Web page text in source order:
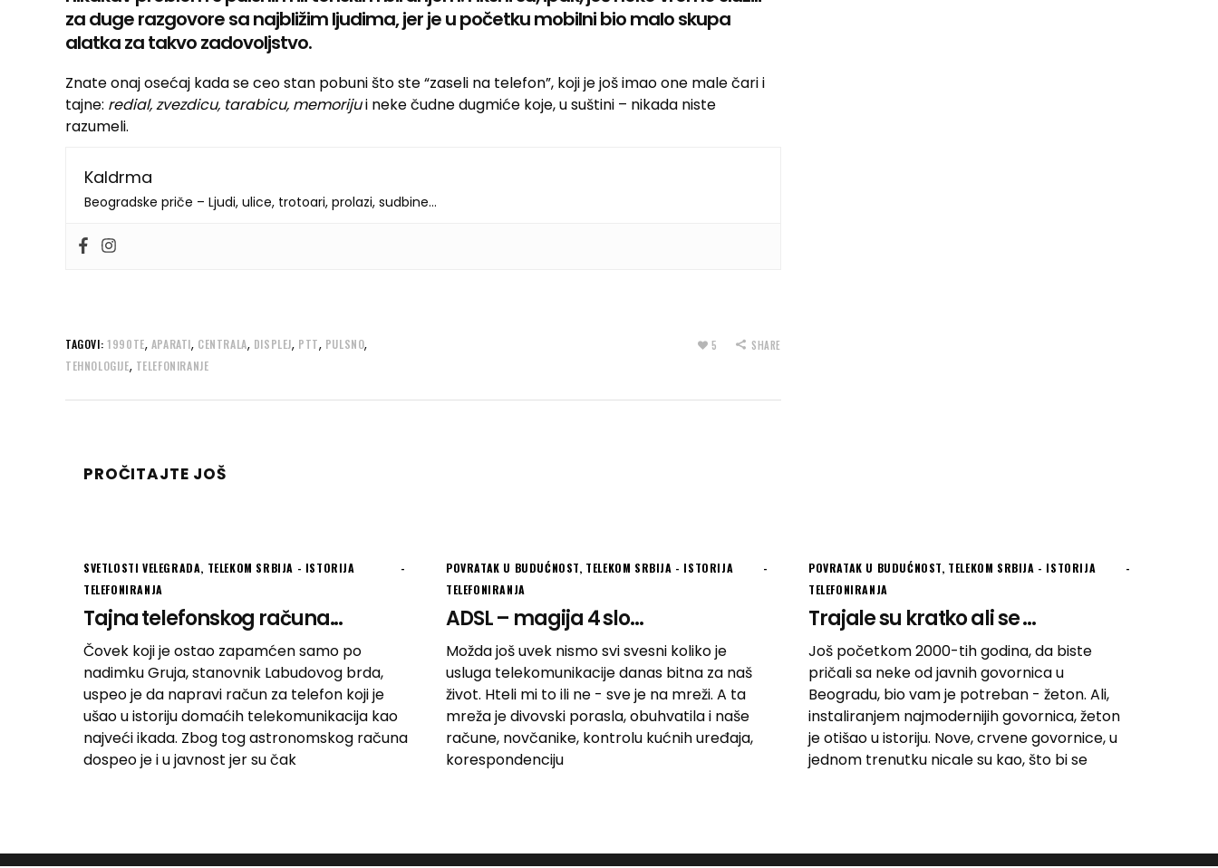
za duge razgovore sa najbližim ljudima, jer je u početku mobilni bio malo skupa
alatka za takvo zadovoljstvo.
Znate onaj osećaj kada se ceo stan pobuni što ste “zaseli na telefon”, koji je još imao one male čari i
tajne: redial, zvezdicu, tarabicu, memorijui neke čudne dugmiće koje, u suštini – nikada niste
razumeli.
Kaldrma
Beogradske priče – Ljudi, ulice, trotoari, prolazi, sudbine…
TAGOVI: 1990TE, APARATI, CENTRALA, DISPLEJ, PTT, PULSNO,
TEHNOLOGIJE, TELEFONIRANJE
5 SHARE
PROČITAJTE JOŠ
SVETLOSTI VELEGRADA, TELEKOM SRBIJA - ISTORIJA
TELEFONIRANJA
Tajna telefonskog računa...
Čovek koji je ostao zapamćen samo po
nadimku Gruja, stanovnik Labudovog brda,
uspeo je da napravi račun za telefon koji je
ušao u istoriju domaćih telekomunikacija kao
najveći ikada. Zbog tog astronomskog računa
dospeo je i u javnost jer su čak
POVRATAK U BUDUĆNOST, TELEKOM SRBIJA - ISTORIJA
TELEFONIRANJA
ADSL – magija 4 slo...
Možda još uvek nismo svi svesni koliko je
usluga telekomunikacije danas bitna za naš
život. Hteli mi to ili ne - sve je na mreži. A ta
mreža je divovski porasla, obuhvatila i naše
račune, novčanike, kontrolu kućnih uređaja,
korespondenciju
POVRATAK U BUDUĆNOST, TELEKOM SRBIJA - ISTORIJA
TELEFONIRANJA
Trajale su kratko ali se ...
Još početkom 2000-tih godina, da biste
pričali sa neke od javnih govornica u
Beogradu, bio vam je potreban - žeton. Ali,
instaliranjem najmodernijih govornica, žeton
je otišao u istoriju. Nove, crvene govornice, u
jednom trenutku nicale su kao, što bi se